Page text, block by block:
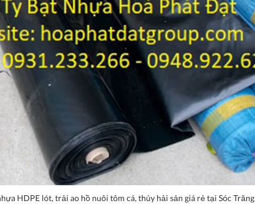
HDPE lót, trải ao hồ nuôi tôm cá, thủy hải sản giá rẻ tại Sóc Trăng